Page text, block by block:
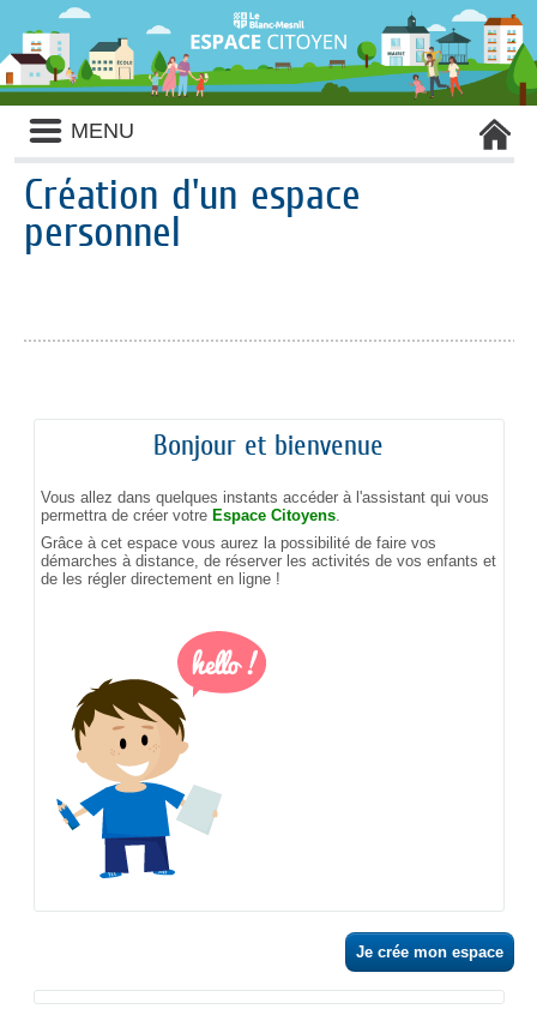
Liste
des
avertissements
MENU
Création d'un espace
personnel
Bonjour et bienvenue
Vous allez dans quelques instants accéder à l'assistant qui vous
permettra de créer votre Espace Citoyens.
Grâce à cet espace vous aurez la possibilité de faire vos
démarches à distance, de réserver les activités de vos enfants et
de les régler directement en ligne !
Je crée mon espace